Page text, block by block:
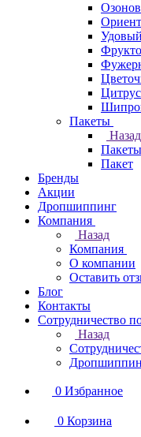
Удовый
Пакеты
Назад
Пакеты
Пакет
Бренды
Акции
Дропшиппинг
Компания
Назад
Компания
О компании
Оставить
Блог
Контакты
Сотрудничество
Назад
0 Избранное
0 Корзина